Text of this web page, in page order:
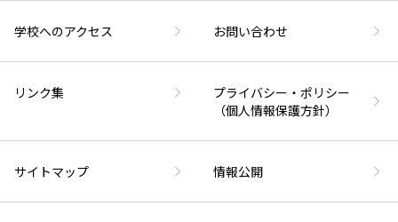
学校へのアクセス お問い合わせ
リンク集
プライバシー・ポリシー
（個人情報保護方針）
サイトマップ 情報公開